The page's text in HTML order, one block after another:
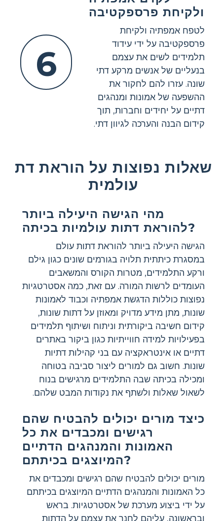
6
ולקיחת פרספקטיבה
לטפח אמפתיה ולקיחת
פרספקטיבה על ידי עידוד
תלמידים לשים את עצמם
בנעליים של אנשים מרקע דתי
שונה. עזרו להם לחקור את
ההשפעה של אמונות ומנהגים
דתיים על יחידים וחברות, תוך
קידום הבנה והערכה לגיוון דתי.
שאלות נפוצות על הוראת דת
עולמית
מהי הגישה היעילה ביותר
להוראת דתות עולמיות בכיתה?
הגישה היעילה ביותר להוראת דתות עולם
במסגרת כיתתית תלויה בגורמים שונים כגון גילם
ורקע התלמידים, מטרות הקורס והמשאבים
העומדים לרשות המורה. עם זאת, כמה אסטרטגיות
נפוצות כוללות הדגשת אמפתיה וכבוד לאמונות
שונות, מתן מידע מדויק ומאוזן על דתות שונות,
קידום חשיבה ביקורתית וניתוח ושיתוף תלמידים
בפעילויות למידה חווייתיות כגון ביקור באתרים
דתיים או אינטראקציה עם בני קהילות דתיות
שונות. חשוב גם למורים ליצור סביבה בטוחה
ומכילה בכיתה שבה התלמידים מרגישים בנוח
לשאול שאלות ולשתף את נקודות המבט שלהם.
כיצד מורים יכולים להבטיח שהם
רגישים ומכבדים את כל
האמונות והמנהגים הדתיים
המיוצגים בכיתתם?
מורים יכולים להבטיח שהם רגישים ומכבדים את
כל האמונות והמנהגים הדתיים המיוצגים בכיתתם
על ידי ביצוע מערכת של אסטרטגיות. בראש
ובראשונה, עליהם לחנך את עצמם על הדתות